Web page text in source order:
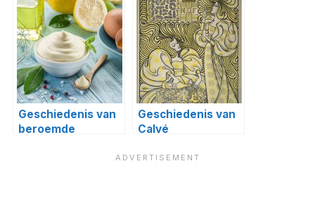
Geschiedenis van
beroemde
Geschiedenis van
Calvé